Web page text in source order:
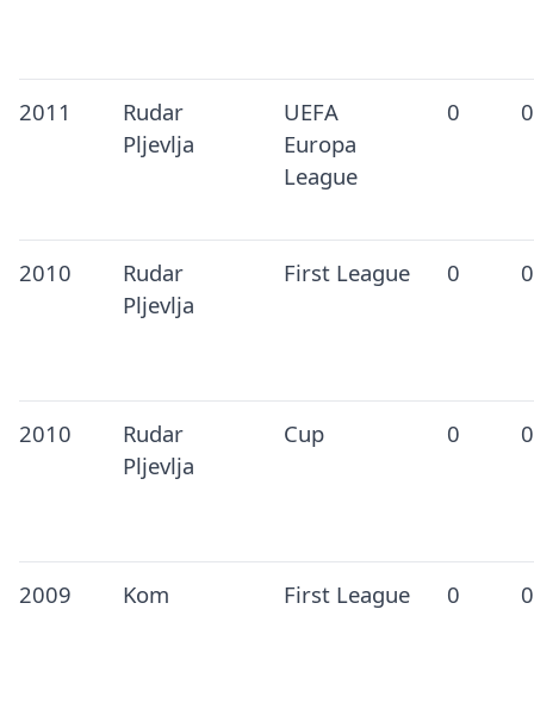
2011
Rudar
Pljevlja
UEFA
Europa
League
0 0
2010
Rudar
Pljevlja
First League 0 0
2010
Rudar
Pljevlja
Cup 0 0
2009 Kom First League 0 0